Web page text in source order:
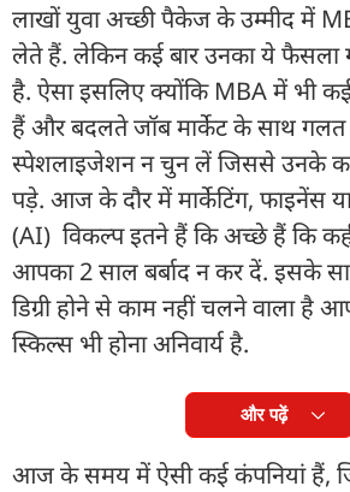
लाखों युवा अच्छी पैकेज के उम्मीद में
लेते हैं. लेकिन कई बार उनका ये फैसला
है. ऐसा इसलिए क्योंकि MBA में भी
हैं और बदलते जॉब मार्केट के साथ
स्पेशलाइजेशन न चुन लें जिससे उनके
पड़े. आज के दौर में मार्केटिंग, फाइनेंस
(AI) विकल्प इतने हैं कि अच्छे हैं कि
आपका 2 साल बर्बाद न कर दें. इसके
डिग्री होने से काम नहीं चलने वाला है
स्किल्स भी होना अनिवार्य है.
और पढ़ें
आज के समय में ऐसी कई कंपनियां हैं,